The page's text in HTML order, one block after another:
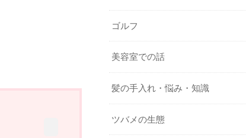
ゴルフ
美容室での話
髪の手入れ・悩み・知識
ツバメの生態